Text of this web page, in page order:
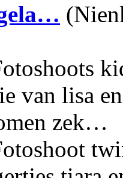
van lisa
zek…